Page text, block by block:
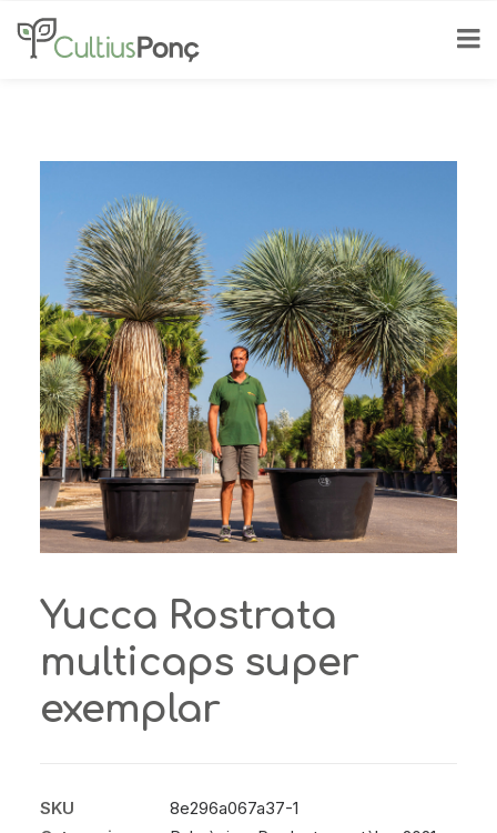
Yucca Rostrata
multicaps super
exemplar
SKU
8e296a067a37-1